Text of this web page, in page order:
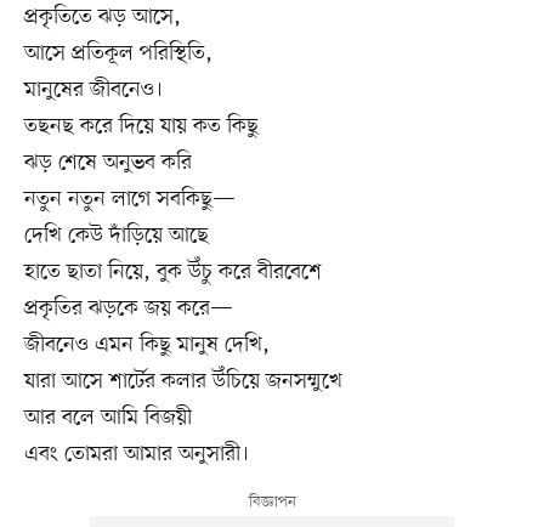
প্রকৃতিতে ঝড় আসে,
আসে প্রতিকূল পরিস্থিতি,
মানুষের জীবনেও।
তছনছ করে দিয়ে যায় কত কিছু
ঝড় শেষে অনুভব করি
নতুন নতুন লাগে সবকিছু—
দেখি কেউ দাঁড়িয়ে আছে
হাতে ছাতা নিয়ে, বুক উঁচু করে বীরবেশে
প্রকৃতির ঝড়কে জয় করে—
জীবনেও এমন কিছু মানুষ দেখি,
যারা আসে শার্টের কলার উঁচিয়ে জনসম্মুখে
আর বলে আমি বিজয়ী
এবং তোমরা আমার অনুসারী।